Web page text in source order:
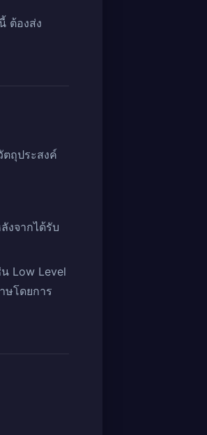
ต้องส่ง
ตถุประสงค์
งจากได้รับ
Low Level
ษโดยการ